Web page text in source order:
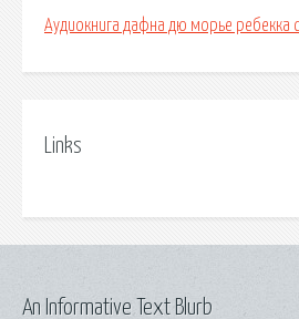
Аудиокнига дафна дю морье ребекка
Links
An Informative Text Blurb